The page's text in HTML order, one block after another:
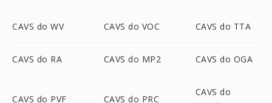
CAVS do WV CAVS do VOC CAVS do TTA
CAVS do RA CAVS do MP2 CAVS do OGA
CAVS do PVF CAVS do PRC
CAVS do